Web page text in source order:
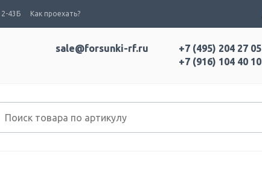
43Б Как проехать?
+7 (495) 204 27 05
+7 (916) 104 40 10
sale@forsunki-rf.ru